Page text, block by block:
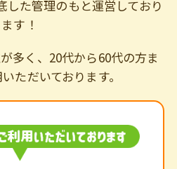
した管理のもと運営しており
ます！
多く、20代から60代の方ま
ただいております。